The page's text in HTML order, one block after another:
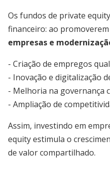
Os fundos de private
financeiro: ao promoverem
empresas e
- Criação de empregos
- Inovação e digitalização
- Melhoria na governança
- Ampliação de
Assim, investindo em
equity estimula o
de valor compartilhado.